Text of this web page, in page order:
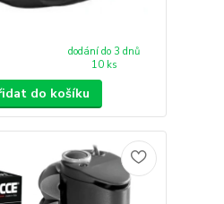
dodání do 3 dnů
10 ks
do košíku